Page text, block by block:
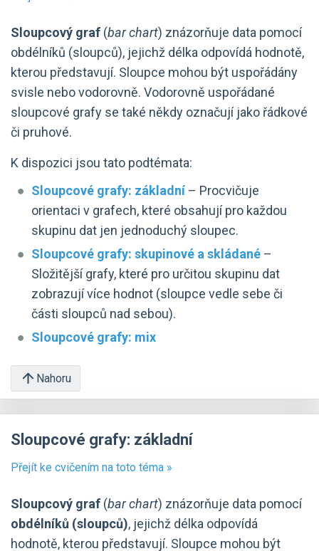
Sloupcový graf (bar chart) znázorňuje data pomocí
obdélníků (sloupců), jejichž délka odpovídá hodnotě,
kterou představují. Sloupce mohou být uspořádány
svisle nebo vodorovně. Vodorovně uspořádané
sloupcové grafy se také někdy označují jako řádkové
či pruhové.
K dispozici jsou tato podtémata:
Sloupcové grafy: základní– Procvičuje
orientaci v grafech, které obsahují pro každou
skupinu dat jen jednoduchý sloupec.
Sloupcové grafy: skupinové a skládané –
Složitější grafy, které pro určitou skupinu dat
zobrazují více hodnot (sloupce vedle sebe či
části sloupců nad sebou).
Sloupcové grafy: mix
Nahoru
Sloupcové grafy: základní
Přejít ke cvičením na toto téma »
Sloupcový graf (bar chart) znázorňuje data pomocí
obdélníků (sloupců), jejichž délka odpovídá
hodnotě, kterou představují. Sloupce mohou být